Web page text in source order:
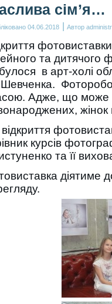
сім’я…
04.06.2018 | Автор
та дитячого
в арт-холі
Адже, що може
жінок
курсів
та її
діятиме